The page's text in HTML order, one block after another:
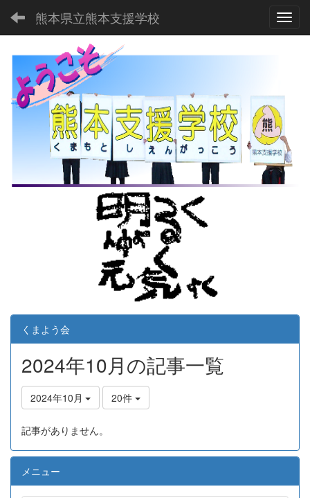
熊本県立熊本支援学校
くまよう会
2024年10月の記事一覧
2024年10月 20件
記事がありません。
メニュー